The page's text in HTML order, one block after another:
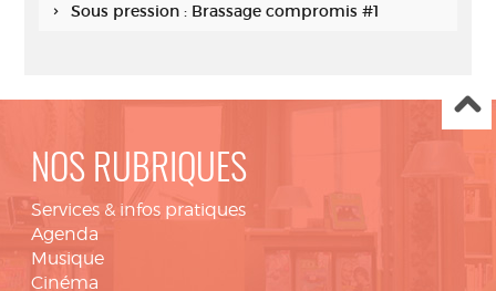
Sous pression : Brassage compromis #1
NOS RUBRIQUES
Services & infos pratiques
Agenda
Musique
Cinéma